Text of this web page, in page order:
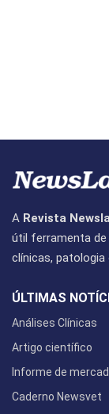
A Revista
útil ferramenta
clínicas, patologia
ÚLTIMAS
Análises Clínicas
Artigo científico
Informe de
Caderno Newsvet